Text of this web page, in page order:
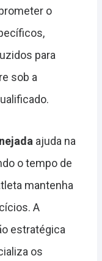
o
para
sob a
ajuda na
o tempo de
mantenha
A
estratégica
os